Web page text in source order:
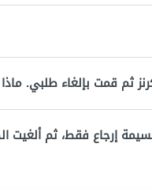
ثم قمت بإلغاء طلبي.
إرجاع فقط، ثم ألغيت